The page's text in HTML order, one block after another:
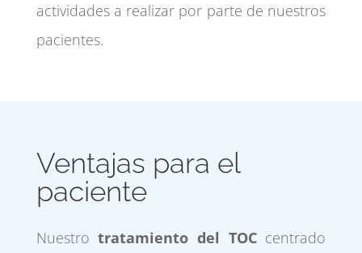
actividades a realizar por parte de nuestros
pacientes.
Ventajas para el
paciente
Nuestrotratamiento del TOCcentrado